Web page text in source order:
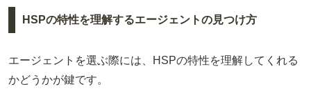
HSPの特性を理解するエージェントの見つけ方
エージェントを選ぶ際には、HSPの特性を理解してくれる
かどうかが鍵です。